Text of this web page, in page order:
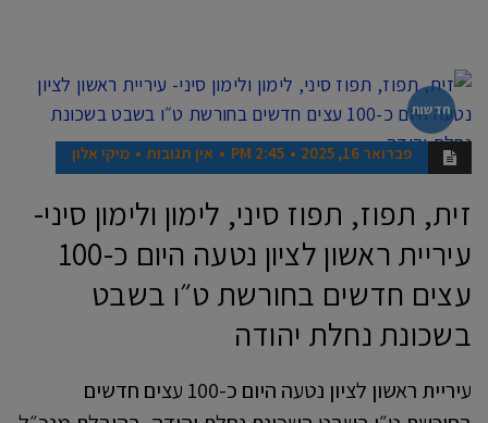
חדשות
פברואר 16, 2025 2:45 PM אין תגובות מיקי אלון
זית, תפוז, תפוז סיני, לימון ולימון סיני-
עיריית ראשון לציון נטעה היום כ-100
עצים חדשים בחורשת ט״ו בשבט
בשכונת נחלת יהודה
עיריית ראשון לציון נטעה היום כ-100 עצים חדשים